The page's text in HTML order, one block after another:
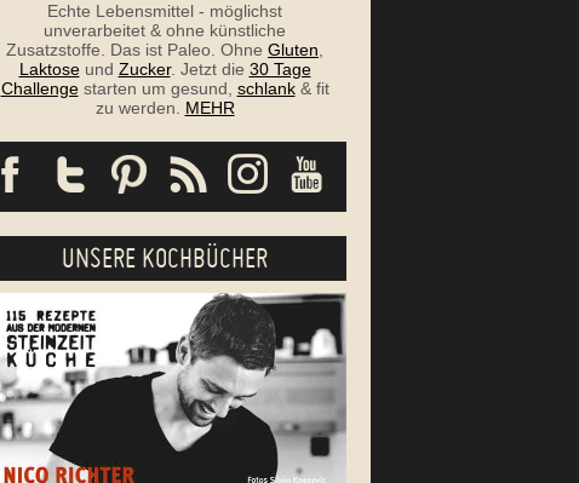
Echte Lebensmittel - möglichst
unverarbeitet & ohne künstliche
Zusatzstoffe. Das ist Paleo. Ohne Gluten,
Laktoseund Zucker. Jetzt die 30 Tage
Challengestarten um gesund, schlank& fit
zu werden. MEHR
UNSERE KOCHBÜCHER